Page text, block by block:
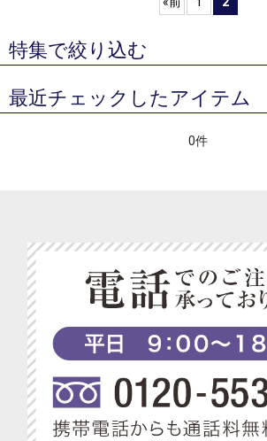
特集で絞り込む
ベジターレ サマーギフトギフト特集
ベジターレ グルテンフリーの米粉スイーツ特集
ベジターレ コーディアル特集
ベジターレ 幸せの缶ケーキ
ベジターレ アレンジレシピ特集
プチギフト特集
最近チェックしたアイテム
0件